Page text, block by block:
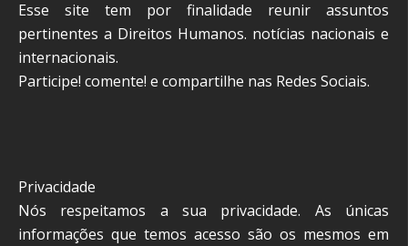
Esse site tem por finalidade reunir assuntos
pertinentes a Direitos Humanos. notícias nacionais e
internacionais.
Participe! comente! e compartilhe nas Redes Sociais.
Privacidade
Nós respeitamos a sua privacidade. As únicas
informações que temos acesso são os mesmos em